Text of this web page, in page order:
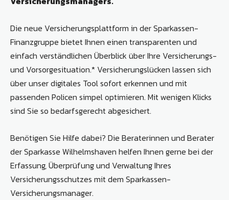
Die neue Versicherungsplattform in der Sparkassen-
Finanzgruppe bietet Ihnen einen transparenten und
einfach verständlichen Überblick über Ihre Versicherungs-
und Vorsorgesituation.* Versicherungslücken lassen sich
über unser digitales Tool sofort erkennen und mit
passenden Policen simpel optimieren. Mit wenigen Klicks
sind Sie so bedarfsgerecht abgesichert.
Benötigen Sie Hilfe dabei? Die Beraterinnen und Berater
der Sparkasse Wilhelmshaven helfen Ihnen gerne bei der
Erfassung, Überprüfung und Verwaltung Ihres
Versicherungsschutzes mit dem Sparkassen-
Versicherungsmanager.